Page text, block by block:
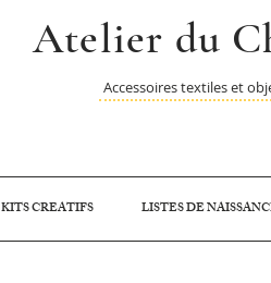
Atelier du
Accessoires textiles et
KITS CREATIFS LISTES DE